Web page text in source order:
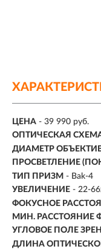
ЦЕНА - 39 990 руб.
ОПТИЧЕСКАЯ
ДИАМЕТР
ПРОСВЕТЛЕНИЕ
ТИП ПРИЗМ - Bak-4
УВЕЛИЧЕНИЕ - 22-
ФОКУСНОЕ
МИН. РАССТОЯНИЕ
УГЛОВОЕ ПОЛЕ
ДЛИНА